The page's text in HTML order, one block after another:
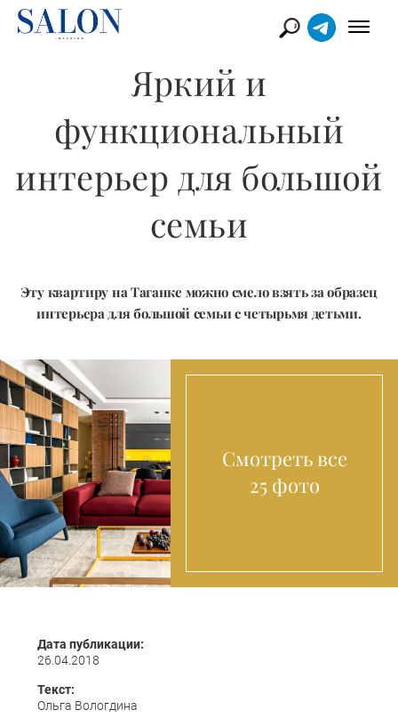
Яркий и
функциональный
интерьер для большой
семьи
Эту квартиру на Таганке можно смело взять за образец
интерьера для большой семьи с четырьмя детьми.
Смотреть все
25 фото
Дата публикации:
26.04.2018
Текст:
Ольга Вологдина